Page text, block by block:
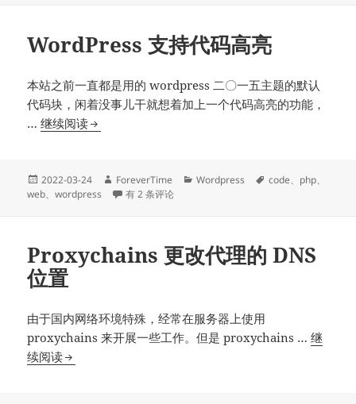
SMTP
现
邮
功
能
WordPress 支持代码高亮
本站之前一直都是用的 wordpress 二〇一五主题的默认
代码块，闲着没事儿干就想着加上一个代码高亮的功能，
…继续阅读WordPress
代
码
发
布
2022-03-24
作
者
ForeverTime
分
Wordpress
标
code、 php、
web、wordpress WordPress 支持代码高亮
有 2 条评论
Proxychains 更改代理的 DNS
位置
由于国内网络环境特殊，经常在服务器上使用
proxychains 来开展一些工作。但是 proxychains …继
续阅读Proxychains